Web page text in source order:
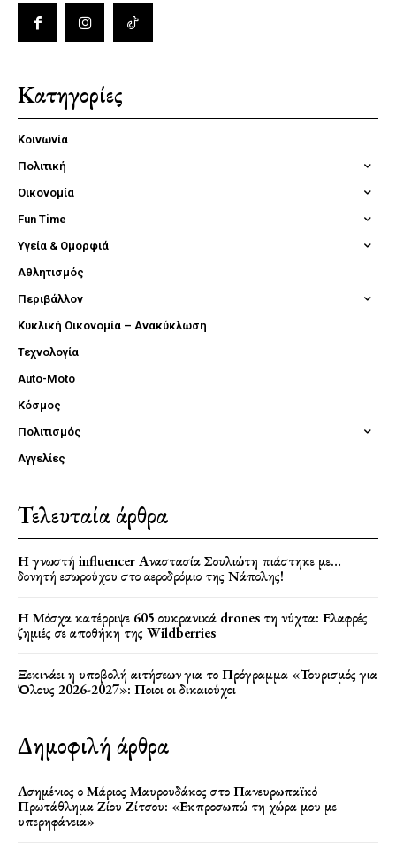
Κατηγορίες
Κοινωνία
Πολιτική
Οικονομία
Fun Time
Υγεία & Ομορφιά
Αθλητισμός
Περιβάλλον
Κυκλική Οικονομία – Ανακύκλωση
Τεχνολογία
Auto-Moto
Κόσμος
Πολιτισμός
Αγγελίες
Τελευταία άρθρα
Η γνωστή influencer Αναστασία Σουλιώτη πιάστηκε με…
δονητή εσωρούχου στο αεροδρόμιο της Νάπολης!
Η Μόσχα κατέρριψε 605 ουκρανικά drones τη νύχτα: Ελαφρές
ζημιές σε αποθήκη της Wildberries
Ξεκινάει η υποβολή αιτήσεων για το Πρόγραμμα «Τουρισμός για
Όλους 2026-2027»: Ποιοι οι δικαιούχοι
Δημοφιλή άρθρα
Ασημένιος ο Μάριος Μαυρουδάκος στο Πανευρωπαϊκό
Πρωτάθλημα Ζίου Ζίτσου: «Εκπροσωπώ τη χώρα μου με
υπερηφάνεια»